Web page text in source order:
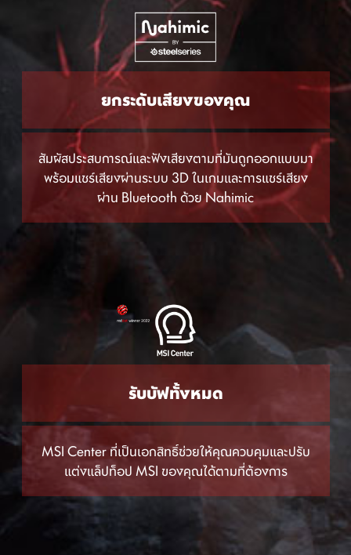
ยกระดับเสียงของคุณ
สัมผัสประสบการณ์และฟังเสียงตามที่มันถูกออกแบบมา
พร้อมแชร์เสียงผ่านระบบ 3D ในเกมและการแชร์เสียง
ผ่าน Bluetooth ด้วย Nahimic
รับบัฟทั้งหมด
MSI Center ที่เป็นเอกสิทธิ์ช่วยให้คุณควบคุมและปรับ
แต่งแล็ปท็อป MSI ของคุณได้ตามที่ต้องการ